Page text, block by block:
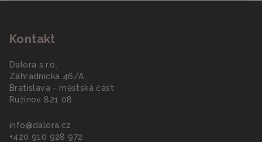
Kontakt
Dalora s.r.o.
Záhradnícka 46/A
Bratislava - městská část
Ružinov 821 08
info@dalora.cz
+420 910 928 972